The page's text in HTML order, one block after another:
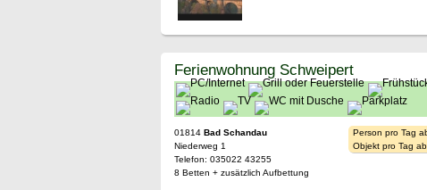
Ferienwohnung Schweipert
01814 Bad Schandau
Niederweg 1
Telefon: 035022 43255
8 Betten + zusätzlich Aufbettung
Person pro Tag
Objekt pro Tag